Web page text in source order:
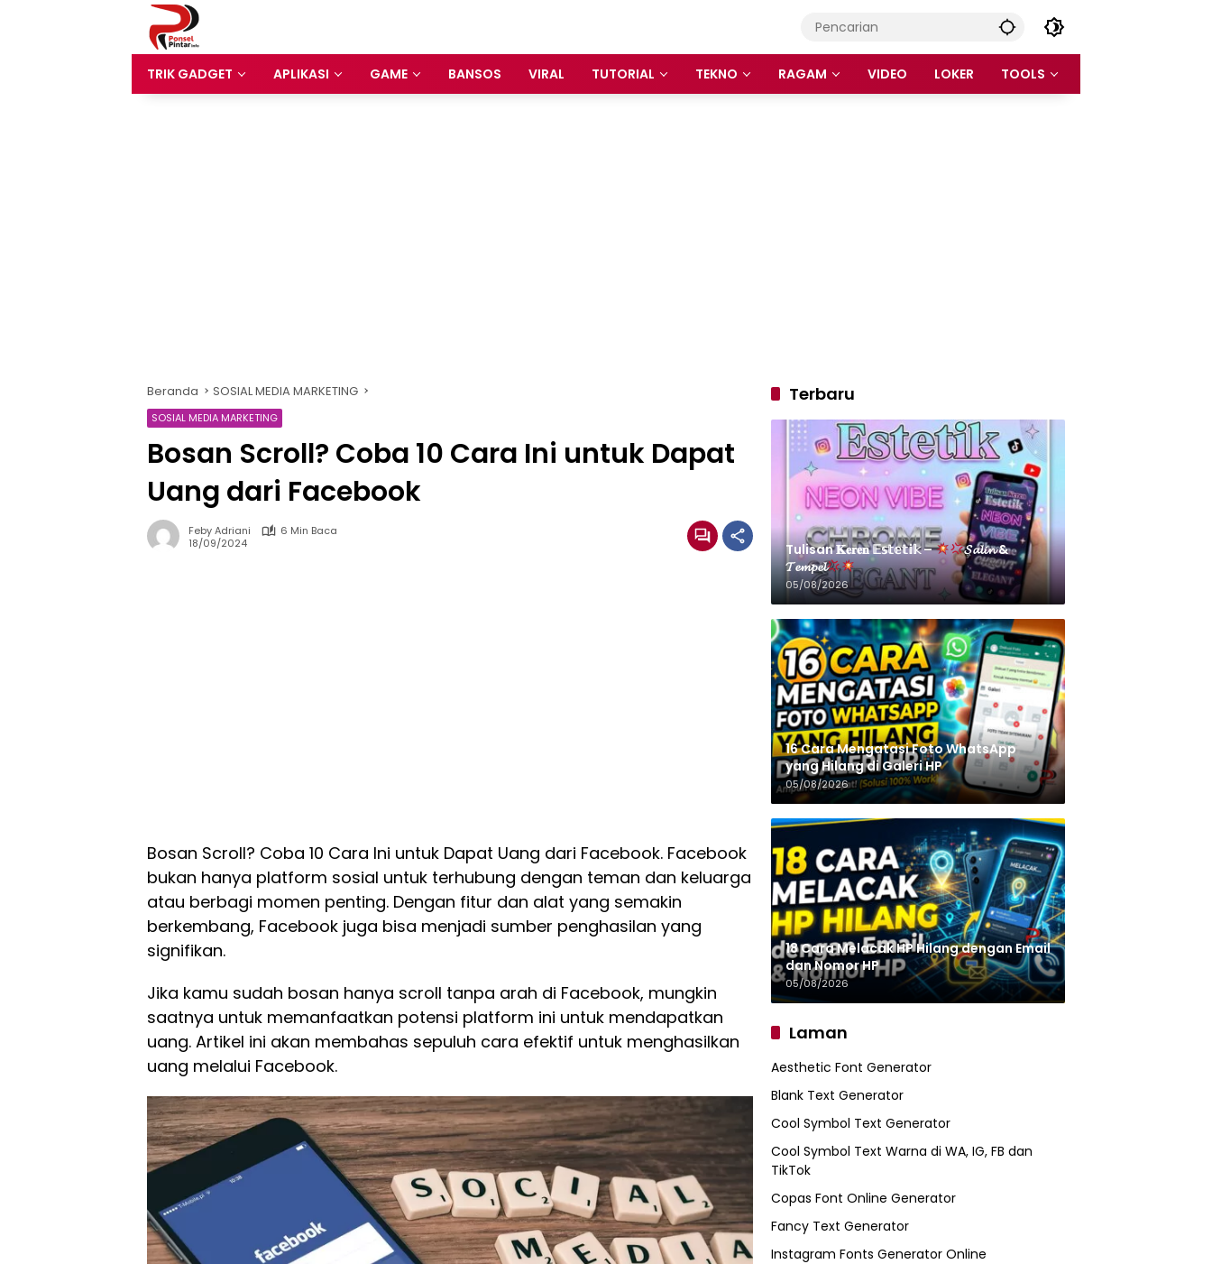
TRIK GADGET
APLIKASI GAME BANSOS VIRAL TUTORIAL TEKNO RAGAM VIDEO LOKER TOOLS
Beranda SOSIAL MEDIA MARKETING
SOSIAL MEDIA MARKETING
Bosan Scroll? Coba 10 Cara Ini untuk Dapat
Uang dari Facebook
Feby Adriani
6 Min Baca
18/09/2024
Bosan Scroll? Coba 10 Cara Ini untuk Dapat Uang dari Facebook. Facebook
bukan hanya platform sosial untuk terhubung dengan teman dan keluarga
atau berbagi momen penting. Dengan fitur dan alat yang semakin
berkembang, Facebook juga bisa menjadi sumber penghasilan yang
signifikan.
Jika kamu sudah bosan hanya scroll tanpa arah di Facebook, mungkin
saatnya untuk memanfaatkan potensi platform ini untuk mendapatkan
uang. Artikel ini akan membahas sepuluh cara efektif untuk menghasilkan
uang melalui Facebook.
Terbaru
Tulisan 𝐊𝐞𝐫𝐞𝐧 𝔼𝕤𝕥𝕖𝕥𝕚𝕜 –
𝓢𝓪𝓵𝓲𝓷 &
𝓣𝓮𝓶𝓹𝓮𝓵
05/08/2026
16 Cara Mengatasi Foto WhatsApp
yang Hilang di Galeri HP
05/08/2026
18 Cara Melacak HP Hilang dengan Email
dan Nomor HP
05/08/2026
Laman
Aesthetic Font Generator
Blank Text Generator
Cool Symbol Text Generator
Cool Symbol Text Warna di WA, IG, FB dan
TikTok
Copas Font Online Generator
Fancy Text Generator
Instagram Fonts Generator Online